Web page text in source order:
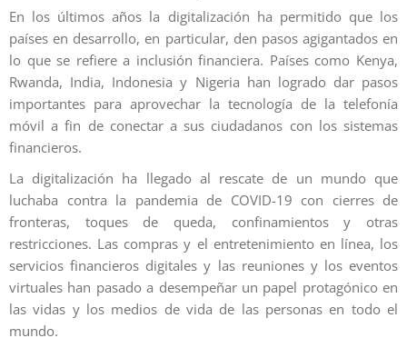
En los últimos años la digitalización ha permitido que los
países en desarrollo, en particular, den pasos agigantados en
lo que se refiere a inclusión financiera. Países como Kenya,
Rwanda, India, Indonesia y Nigeria han logrado dar pasos
importantes para aprovechar la tecnología de la telefonía
móvil a fin de conectar a sus ciudadanos con los sistemas
financieros.
La digitalización ha llegado al rescate de un mundo que
luchaba contra la pandemia de COVID-19 con cierres de
fronteras, toques de queda, confinamientos y otras
restricciones. Las compras y el entretenimiento en línea, los
servicios financieros digitales y las reuniones y los eventos
virtuales han pasado a desempeñar un papel protagónico en
las vidas y los medios de vida de las personas en todo el
mundo.